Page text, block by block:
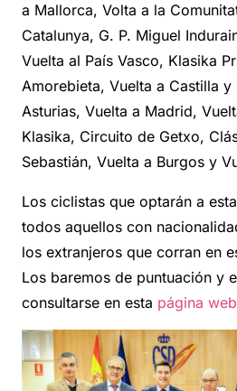
a Mallorca, Volta a la
Catalunya, G. P. Miguel
Vuelta al País Vasco, Klasika
Amorebieta, Vuelta a Castilla y
Asturias, Vuelta a Madrid,
Klasika, Circuito de Getxo,
Sebastián, Vuelta a Burgos y
Los ciclistas que optarán a
todos aquellos con
los extranjeros que corran en
Los baremos de puntuación y
consultarse en esta página web